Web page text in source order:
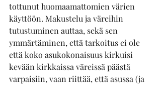
tottunut huomaamattomien värien
käyttöön. Makustelu ja väreihin
tutustuminen auttaa, sekä sen
ymmärtäminen, että tarkoitus ei ole
että koko asukokonaisuus kirkuisi
kevään kirkkaissa väreissä päästä
varpaisiin, vaan riittää, että asussa (ja